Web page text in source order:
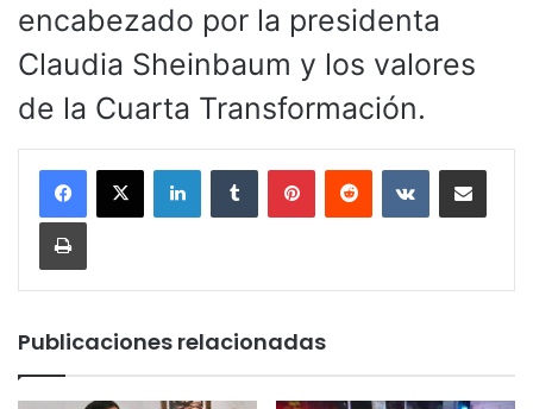
encabezado por la presidenta
Claudia Sheinbaum y los valores
de la Cuarta Transformación.
LinkedInTumblr PinterestReddit VKontakteCompartir por
Imprimir
Publicaciones relacionadas